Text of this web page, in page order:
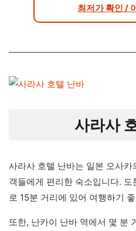
최저가 확인 /
사라사
사라사 호텔 난바는 일본 오사
객들에게 편리한 숙소입니다.
로 15분 거리에 있어 여행하기
또한, 난카이 난바 역에서 몇 분